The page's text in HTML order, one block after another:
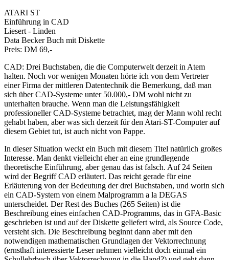
ATARI ST
Einführung in CAD
Liesert - Linden
Data Becker Buch mit Diskette
Preis: DM 69,-
CAD: Drei Buchstaben, die die Computerwelt derzeit in Atem
halten. Noch vor wenigen Monaten hörte ich von dem Vertreter
einer Firma der mittleren Datentechnik die Bemerkung, daß man
sich über CAD-Systeme unter 50.000,- DM wohl nicht zu
unterhalten brauche. Wenn man die Leistungsfähigkeit
professioneller CAD-Systeme betrachtet, mag der Mann wohl recht
gehabt haben, aber was sich derzeit für den Atari-ST-Computer auf
diesem Gebiet tut, ist auch nicht von Pappe.
In dieser Situation weckt ein Buch mit diesem Titel natürlich großes
Interesse. Man denkt vielleicht eher an eine grundlegende
theoretische Einführung, aber genau das ist falsch. Auf 24 Seiten
wird der Begriff CAD erläutert. Das reicht gerade für eine
Erläuterung von der Bedeutung der drei Buchstaben, und worin sich
ein CAD-System von einem Malprogramm a la DEGAS
unterscheidet. Der Rest des Buches (265 Seiten) ist die
Beschreibung eines einfachen CAD-Programms, das in GFA-Basic
geschrieben ist und auf der Diskette geliefert wird, als Source Code,
versteht sich. Die Beschreibung beginnt dann aber mit den
notwendigen mathematischen Grundlagen der Vektorrechnung
(ernsthaft interessierte Leser nehmen vielleicht doch einmal ein